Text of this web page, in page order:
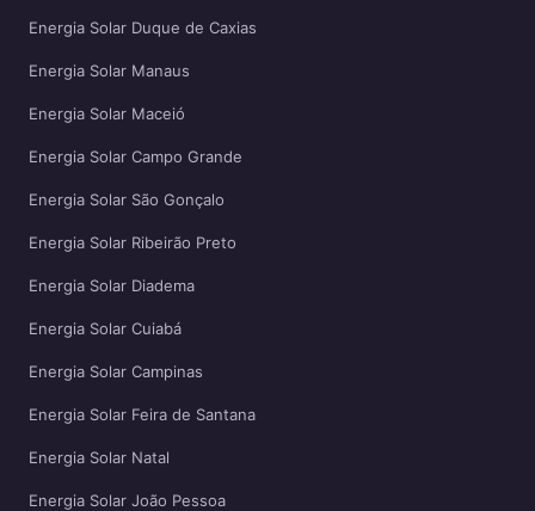
Energia Solar Duque de Caxias
Energia Solar Manaus
Energia Solar Maceió
Energia Solar Campo Grande
Energia Solar São Gonçalo
Energia Solar Ribeirão Preto
Energia Solar Diadema
Energia Solar Cuiabá
Energia Solar Campinas
Energia Solar Feira de Santana
Energia Solar Natal
Energia Solar João Pessoa